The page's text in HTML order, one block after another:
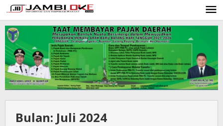
Lewati
ke
konten
Bulan: Juli 2024